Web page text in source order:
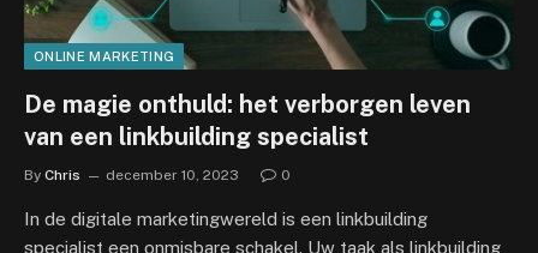
ONLINE MARKETING
De magie onthuld: het verborgen leven
van een linkbuilding specialist
By Chris december 10, 2023 0
In de digitale marketingwereld is een linkbuilding
specialist een onmisbare schakel. Uw taak als linkbuilding